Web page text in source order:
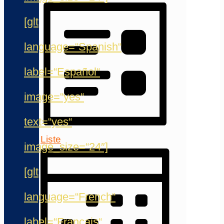
[glt
language=“Spanish“
label=“Español“
image=“yes“
text=“yes“
image_size=“24″]
[glt
language=“French“
Liste